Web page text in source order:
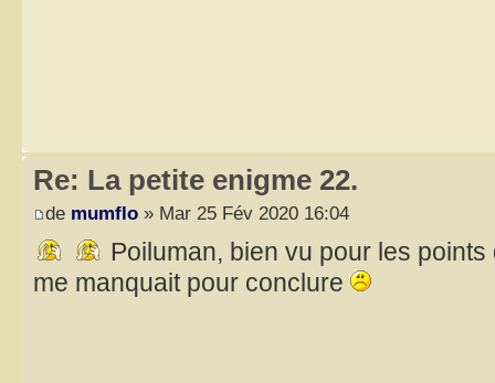
Re: La petite enigme 22.
de mumflo » Mar 25 Fév 2020 16:04
Poiluman, bien vu pour les
me manquait pour conclure